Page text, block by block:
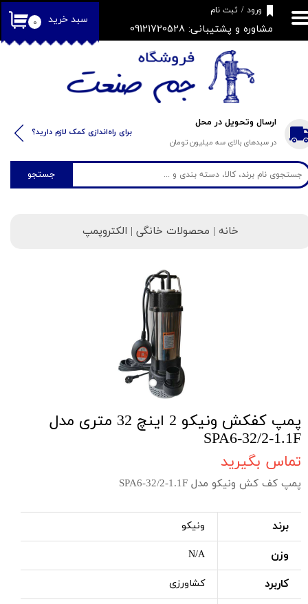
جستجو
ارسال وتحویل در محل
در سبدهای بالای سه میلیون تومان
مشاوره و پشتیبانی: 09121720528 ۰ سبد خرید
ورود / ثبت نام
حساب کاربری من
تغییر گذر واژه
خروج از حساب کاربری
​​برای راه‌اندازی کمک لازم دارید؟
خانه| محصولات خانگی | الکتروپمپ
پمپ کفکش ونیکو 2 اینچ 32 متری مدل
SPA6-32/2-1.1F
تماس بگیرید
پمپ کف کش ونیکو مدل SPA6-32/2-1.1F
برند ونیکو
وزن N/A
کاربرد کشاورزی